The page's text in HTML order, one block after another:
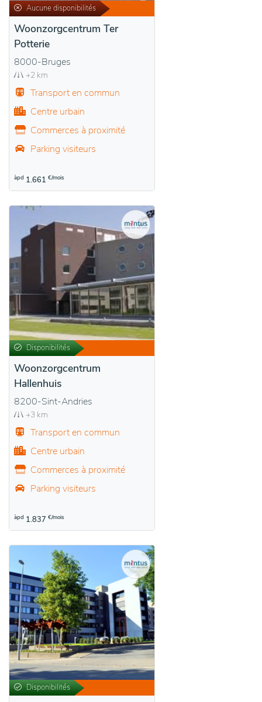
Aucune disponibilités
Woonzorgcentrum Ter
Potterie
8000-Bruges
+2 km
Transport en commun
Centre urbain
Commerces à proximité
Parking visiteurs
àpd 1.661 €/mois
Disponibilités
Woonzorgcentrum
Hallenhuis
8200-Sint-Andries
+3 km
Transport en commun
Centre urbain
Commerces à proximité
Parking visiteurs
àpd 1.837 €/mois
Disponibilités